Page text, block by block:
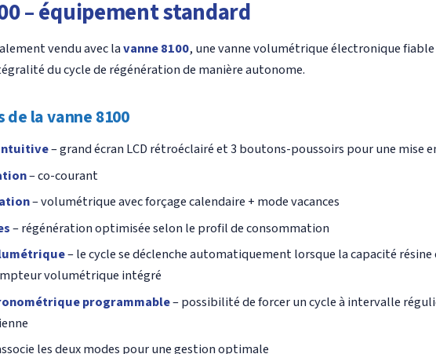
– équipement standard
vendu avec lavanne 8100, une vanne volumétrique électronique fiable
du cycle de régénération de manière autonome.
la vanne 8100
– grand écran LCD rétroéclairé et 3 boutons-poussoirs pour une mise
– co-courant
– volumétrique avec forçage calendaire + mode vacances
– régénération optimisée selon le profil de consommation
– le cycle se déclenche automatiquement lorsque la capacité résine
volumétrique intégré
programmable– possibilité de forcer un cycle à intervalle
les deux modes pour une gestion optimale